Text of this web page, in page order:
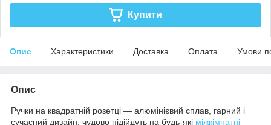
Купити
Опис Характеристики Доставка Оплата Умови
Опис
Ручки на квадратній розетці — алюмінієвий сплав, гарний і
сучасний дизайн, чудово підійдуть на будь-які міжкімнатні